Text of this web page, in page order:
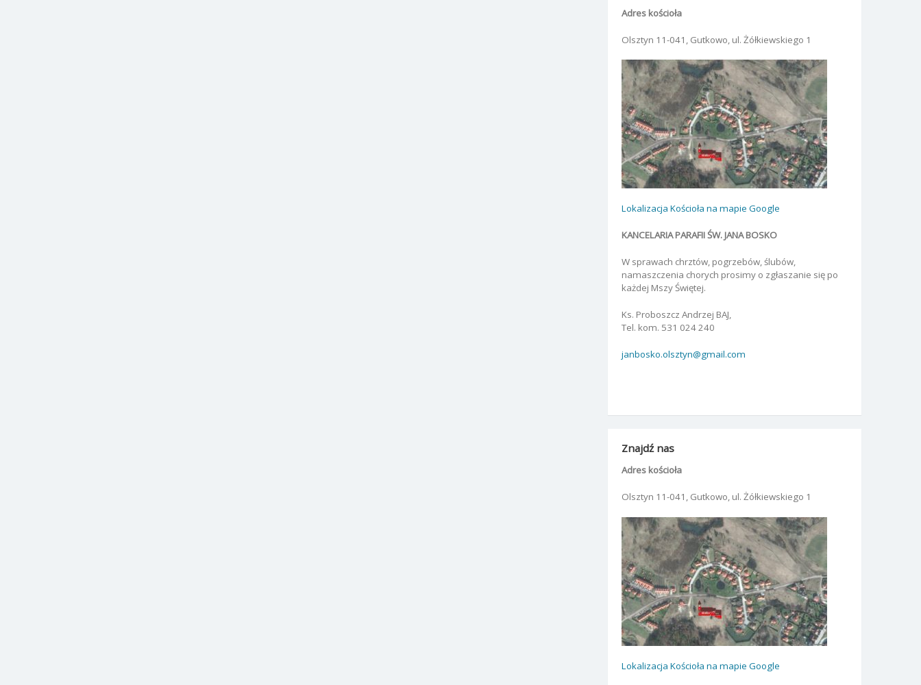
Adres kościoła
Olsztyn 11-041, Gutkowo, ul. Żółkiewskiego 1
Lokalizacja Kościoła na mapie Google
KANCELARIA PARAFII ŚW. JANA BOSKO
W sprawach chrztów, pogrzebów, ślubów,
namaszczenia chorych prosimy o zgłaszanie się po
każdej Mszy Świętej.
Ks. Proboszcz Andrzej BAJ,
Tel. kom. 531 024 240
janbosko.olsztyn@gmail.com
Znajdź nas
Adres kościoła
Olsztyn 11-041, Gutkowo, ul. Żółkiewskiego 1
Lokalizacja Kościoła na mapie Google